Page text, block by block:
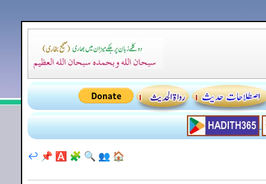
🏠
👥
🔍
🧩
🅰️
📌
↩️